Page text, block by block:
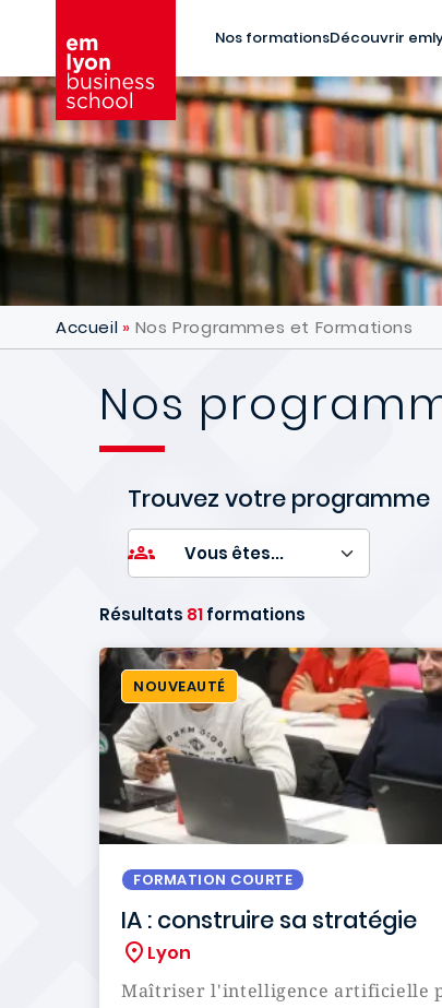
Nos formationsDécouvrir
Accueil Nos Programmes et Formations
Nos
Trouvez votre programme
Résultats 81formations
NOUVEAUTÉ
FORMATION COURTE
IA : construire sa stratégie
Lyon
Maîtriser l'intelligence artificielle